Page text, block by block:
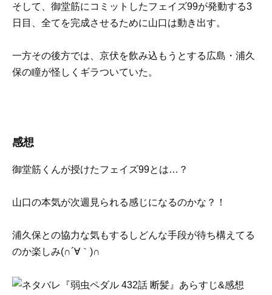
そして、御堂筋にコミットしたフェイズ99が発動する3
日目、全てを完成させるために山口は動き出す。
一方その後方では、京伏を飲み込もうとする広島・浦久
保の瞳が怪しくギラついていた。
感想
御堂筋くんが授けたフェイズ99とは…？
山口の本気が次週見られる感じになるのかな？！
浦久保との協力な気もするしどんな手段が待ち構えてる
のか楽しみ(∩´∀｀)∩